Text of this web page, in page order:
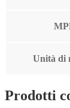
Unità di
Prodotti